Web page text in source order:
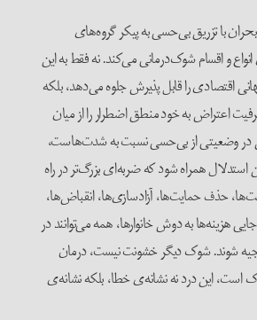
با تزریق بی‌حسی به پیکر گروه‌های
و اقسام شوک‌درمانی می‌کند. نه فقط به این
اقتصادی را قابل پذیرش جلوه می‌دهد، بلکه
اعتراض به خود منطق اضطرار را از میان
در وضعیتی از بی‌حسی نسبت به شدت‌هاست،
استدلال همراه شود که ضربه‌ای بزرگ‌تر در راه
حذف حمایت‌ها، آزادسازی‌ها، انقباض‌ها،
هزینه‌ها به دوش خانوارها، همه می‌توانند در
شوند. شوک دیگر خشونت نیست، درمان
است، این درد نه نشانه‌ی خطا، بلکه نشانه‌ی